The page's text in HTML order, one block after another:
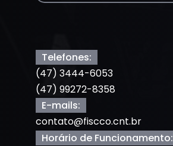
Telefones:
(47) 3444-6053
(47) 99272-8358
E-mails:
contato@fiscco.cnt.br
Horário de Funcionamento: